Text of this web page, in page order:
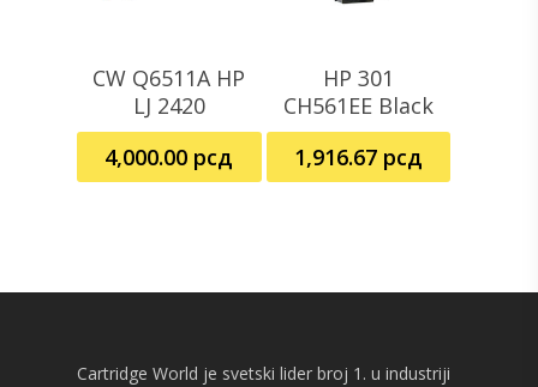
Dodaj U Korpu
CW Q6511A HP
LJ 2420
4,000.00 рсд
Pročitajte Još
HP 301
CH561EE Black
1,916.67 рсд
Cartridge World je svetski lider broj 1. u industriji